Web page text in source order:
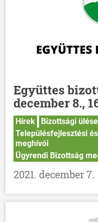
Együttes
december 8.,
Hírek
Bizottsági
Településfejlesztési
meghívói
Ügyrendi Bizottság
2021. december 7.